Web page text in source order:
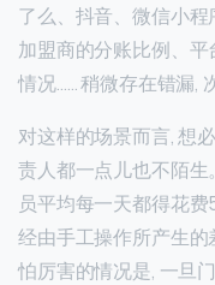
了么、抖音、微信小程
加盟商的分账比例、
情况…… 稍微存在错漏,
对这样的场景而言, 想
责人都一点儿也不陌生
员平均每一天都得花
经由手工操作所产生
怕厉害的情况是, 一旦